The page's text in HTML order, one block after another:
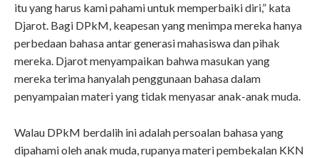
itu yang harus kami pahami untuk memperbaiki diri,” kata
Djarot. Bagi DPkM, keapesan yang menimpa mereka hanya
perbedaan bahasa antar generasi mahasiswa dan pihak
mereka. Djarot menyampaikan bahwa masukan yang
mereka terima hanyalah penggunaan bahasa dalam
penyampaian materi yang tidak menyasar anak-anak muda.
Walau DPkM berdalih ini adalah persoalan bahasa yang
dipahami oleh anak muda, rupanya materi pembekalan KKN